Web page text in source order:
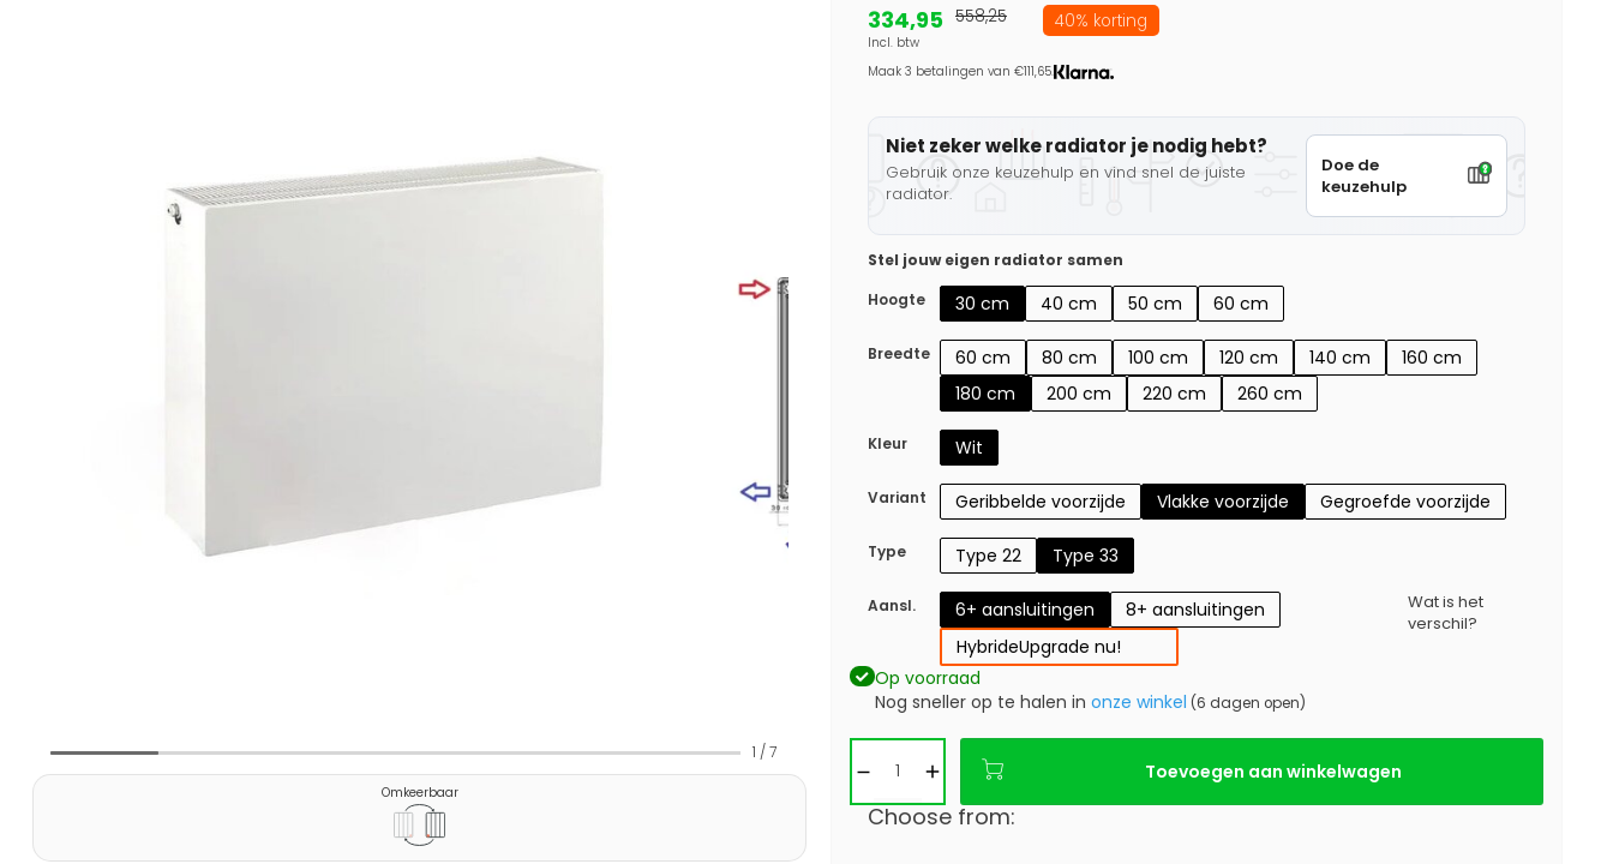
1 /7
Omkeerbaar
334,95
Incl. btw
558,25 40% korting
Maak 3 betalingen van €111,65.
Niet zeker welke radiator je nodig hebt?
Gebruik onze keuzehulp en vind snel de juiste
radiator.
Doe de
keuzehulp
Stel jouw eigen radiator samen
Hoogte
30 cm 40 cm 50 cm 60 cm
Breedte 60 cm 80 cm 100 cm 120 cm 140 cm
160 cm
180 cm
200 cm 220 cm 260 cm
Kleur Wit
Variant Geribbelde voorzijde Vlakke voorzijde Gegroefde voorzijde
Type Type 22 Type 33
Aansl. 6+ aansluitingen
8+ aansluitingen
HybrideUpgrade nu!
Wat is het
verschil?
Op voorraad
Nog sneller op te halen in onze winkel (6 dagen open)
Toevoegen aan winkelwagen
Choose from: